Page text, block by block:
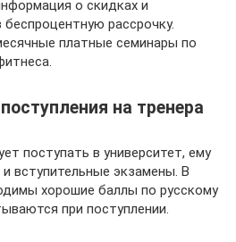
о скидках и
рассрочку.
платные семинары по
на тренера
поступать в университет, ему
вступительные экзамены. В
хорошие баллы по русскому
при поступлении.